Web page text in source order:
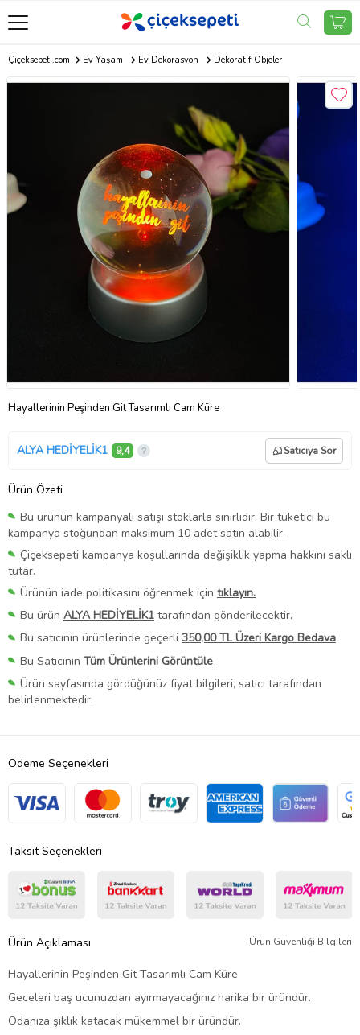
Çiçeksepeti.com Ev Yaşam Ev Dekorasyon Dekoratif Objeler
Hayallerinin Peşinden Git Tasarımlı Cam Küre
ALYA HEDİYELİK1 9,4 Satıcıya Sor
Ürün Özeti
Bu ürünün kampanyalı satışı stoklarla sınırlıdır. Bir tüketici bu
kampanya stoğundan maksimum 10 adet satın alabilir.
Çiçeksepeti kampanya koşullarında değişiklik yapma hakkını saklı
tutar.
Ürünün iade politikasını öğrenmek için tıklayın.
Bu ürün ALYA HEDİYELİK1 tarafından gönderilecektir.
Bu satıcının ürünlerinde geçerli 350,00 TL Üzeri Kargo Bedava
Bu Satıcının Tüm Ürünlerini Görüntüle
Ürün sayfasında gördüğünüz fiyat bilgileri, satıcı tarafından
belirlenmektedir.
Ödeme Seçenekleri
Taksit Seçenekleri
Ürün Açıklaması Ürün Güvenliği Bilgileri
Hayallerinin Peşinden Git Tasarımlı Cam Küre
Geceleri baş ucunuzdan ayırmayacağınız harika bir üründür.
Odanıza şıklık katacak mükemmel bir üründür.